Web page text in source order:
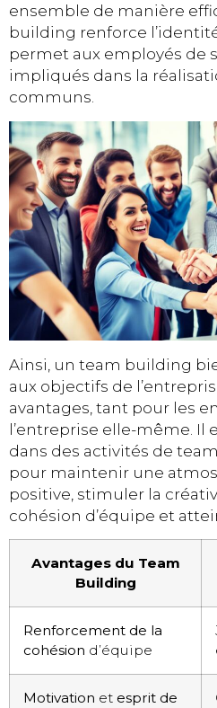
ensemble de manière
building renforce
permet aux employés de
impliqués dans la
communs.
Ainsi, un team building
aux objectifs de
avantages, tant pour les
l’entreprise elle-même. Il
dans des activités de
pour maintenir une
positive, stimuler la
cohésion d’équipe et
Avantages du Team
Building
Renforcement de la
cohésion d’équipe
Motivation et esprit de